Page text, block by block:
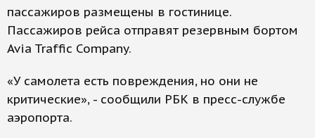
пассажиров размещены в гостинице.
Пассажиров рейса отправят резервным бортом
Avia Traffic Company.
«У самолета есть повреждения, но они не
критические», - сообщили РБК в пресс-службе
аэропорта.